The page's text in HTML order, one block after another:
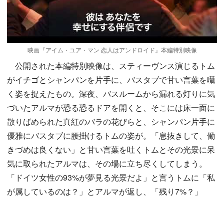
映画『アイム・ユア・マン 恋人はアンドロイド』本編特別映像
公開された本編特別映像は、スティーヴンス演じるトム
がイチゴとシャンパンを片手に、バスタブで甘い言葉を囁
く姿を捉えたもの。深夜、バスルームから漏れる灯りに気
づいたアルマが恐る恐るドアを開くと、そこには床一面に
散りばめられた真紅のバラの花びらと、シャンパン片手に
優雅にバスタブに腰掛けるトムの姿が。「息抜きして、働
きづめは良くない」と甘い言葉を吐くトムとその光景に呆
気に取られたアルマは、その場に立ち尽くしてしまう。
「ドイツ女性の93%が夢見る光景だよ」と言うトムに「私
が属しているのは？」とアルマが返し、「残り7%？」